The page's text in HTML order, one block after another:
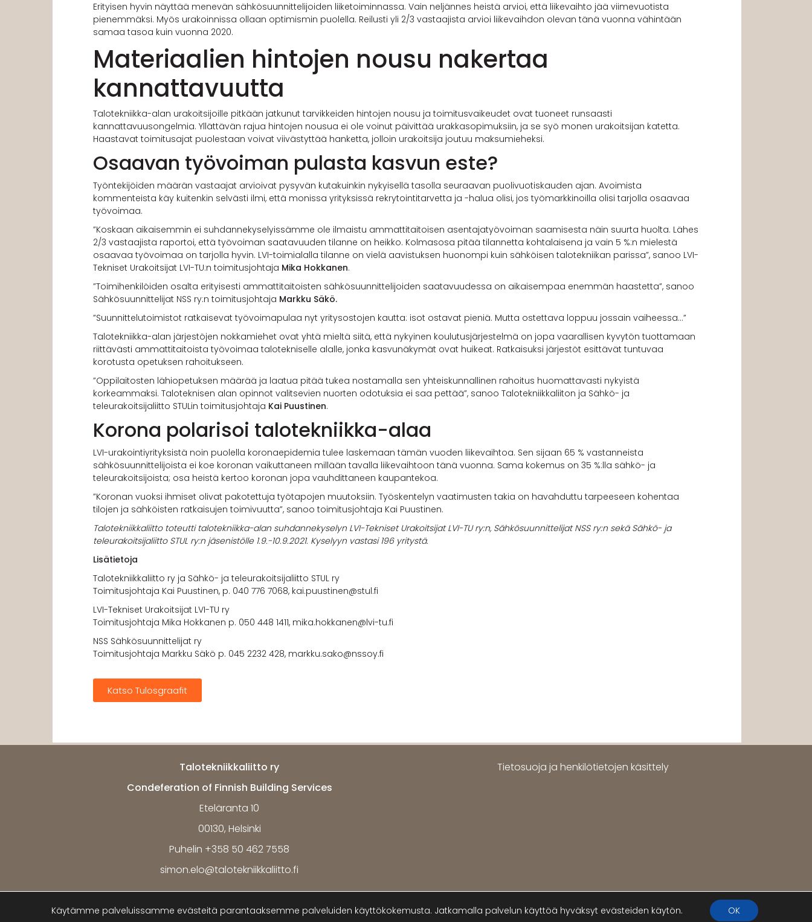
Erityisen hyvin näyttää menevän sähkösuunnittelijoiden liiketoiminnassa. Vain neljännes heistä arvioi, että liikevaihto jää viimevuotista
pienemmäksi. Myös urakoinnissa ollaan optimismin puolella. Reilusti yli 2/3 vastaajista arvioi liikevaihdon olevan tänä vuonna vähintään
samaa tasoa kuin vuonna 2020.
Materiaalien hintojen nousu nakertaa
kannattavuutta
Talotekniikka-alan urakoitsijoille pitkään jatkunut tarvikkeiden hintojen nousu ja toimitusvaikeudet ovat tuoneet runsaasti
kannattavuusongelmia. Yllättävän rajua hintojen nousua ei ole voinut päivittää urakkasopimuksiin, ja se syö monen urakoitsijan katetta.
Haastavat toimitusajat puolestaan voivat viivästyttää hanketta, jolloin urakoitsija joutuu maksumieheksi.
Osaavan työvoiman pulasta kasvun este?
Työntekijöiden määrän vastaajat arvioivat pysyvän kutakuinkin nykyisellä tasolla seuraavan puolivuotiskauden ajan. Avoimista
kommenteista käy kuitenkin selvästi ilmi, että monissa yrityksissä rekrytointitarvetta ja -halua olisi, jos työmarkkinoilla olisi tarjolla osaavaa
työvoimaa.
”Koskaan aikaisemmin ei suhdannekyselyissämme ole ilmaistu ammattitaitoisen asentajatyövoiman saamisesta näin suurta huolta. Lähes
2/3 vastaajista raportoi, että työvoiman saatavuuden tilanne on heikko. Kolmasosa pitää tilannetta kohtalaisena ja vain 5 %:n mielestä
osaavaa työvoimaa on tarjolla hyvin. LVI-toimialalla tilanne on vielä aavistuksen huonompi kuin sähköisen talotekniikan parissa”, sanoo LVI-
Tekniset Urakoitsijat LVI-TU:n toimitusjohtaja Mika Hokkanen.
”Toimihenkilöiden osalta erityisesti ammattitaitoisten sähkösuunnittelijoiden saatavuudessa on aikaisempaa enemmän haastetta”, sanoo
Sähkösuunnittelijat NSS ry:n toimitusjohtaja Markku Säkö.
”Suunnittelutoimistot ratkaisevat työvoimapulaa nyt yritysostojen kautta: isot ostavat pieniä. Mutta ostettava loppuu jossain vaiheessa…”
Talotekniikka-alan järjestöjen nokkamiehet ovat yhtä mieltä siitä, että nykyinen koulutusjärjestelmä on jopa vaarallisen kyvytön tuottamaan
riittävästi ammattitaitoista työvoimaa talotekniselle alalle, jonka kasvunäkymät ovat huikeat. Ratkaisuksi järjestöt esittävät tuntuvaa
korotusta opetuksen rahoitukseen.
”Oppilaitosten lähiopetuksen määrää ja laatua pitää tukea nostamalla sen yhteiskunnallinen rahoitus huomattavasti nykyistä
korkeammaksi. Taloteknisen alan opinnot valitsevien nuorten odotuksia ei saa pettää”, sanoo Talotekniikkaliiton ja Sähkö- ja
teleurakoitsijaliitto STULin toimitusjohtaja Kai Puustinen.
Korona polarisoi talotekniikka-alaa
LVI-urakointiyrityksistä noin puolella koronaepidemia tulee laskemaan tämän vuoden liikevaihtoa. Sen sijaan 65 % vastanneista
sähkösuunnittelijoista ei koe koronan vaikuttaneen millään tavalla liikevaihtoon tänä vuonna. Sama kokemus on 35 %:lla sähkö- ja
teleurakoitsijoista; osa heistä kertoo koronan jopa vauhdittaneen kaupantekoa.
”Koronan vuoksi ihmiset olivat pakotettuja työtapojen muutoksiin. Työskentelyn vaatimusten takia on havahduttu tarpeeseen kohentaa
tilojen ja sähköisten ratkaisujen toimivuutta”, sanoo toimitusjohtaja Kai Puustinen.
Talotekniikkaliitto toteutti talotekniikka-alan suhdannekyselyn LVI-Tekniset Urakoitsijat LVI-TU ry:n, Sähkösuunnittelijat NSS ry:n sekä Sähkö- ja
teleurakoitsijaliitto STUL ry:n jäsenistölle 1.9.-10.9.2021. Kyselyyn vastasi 196 yritystä.
Lisätietoja
Talotekniikkaliitto ry ja Sähkö- ja teleurakoitsijaliitto STUL ry
Toimitusjohtaja Kai Puustinen, p. 040 776 7068, kai.puustinen@stul.fi
LVI-Tekniset Urakoitsijat LVI-TU ry
Toimitusjohtaja Mika Hokkanen p. 050 448 1411, mika.hokkanen@lvi-tu.fi
NSS Sähkösuunnittelijat ry
Toimitusjohtaja Markku Säkö p. 045 2232 428, markku.sako@nssoy.fi
Katso Tulosgraafit
Talotekniikkaliitto ry
Condeferation of Finnish Building Services
Eteläranta 10
00130, Helsinki
Puhelin +358 50 462 7558
simon.elo@talotekniikkaliitto.fi
Tietosuoja ja henkilötietojen käsittely
WordPress Di Multipurpose Theme
Käytämme palveluissamme evästeitä parantaaksemme palveluiden käyttökokemusta. Jatkamalla palvelun käyttöä hyväksyt evästeiden käytön. OK